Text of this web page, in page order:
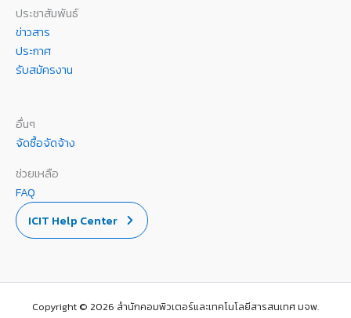
ประชาสัมพันธ์
ข่าวสาร
ประกาศ
รับสมัครงาน
อื่นๆ
จัดซื้อจัดจ้าง
ช่วยเหลือ
FAQ
ICIT Help Center
Copyright © 2026 สำนักคอมพิวเตอร์และเทคโนโลยีสารสนเทศ มจพ.